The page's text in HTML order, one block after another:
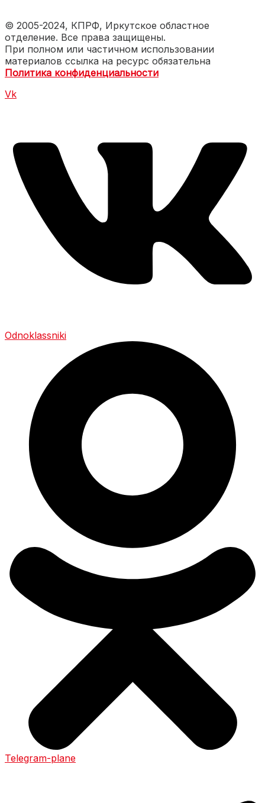
© 2005-2024, КПРФ, Иркутское областное
отделение. Все права защищены.
При полном или частичном использовании
материалов ссылка на ресурс обязательна
Политика конфиденциальности
Vk
Odnoklassniki
Telegram-plane